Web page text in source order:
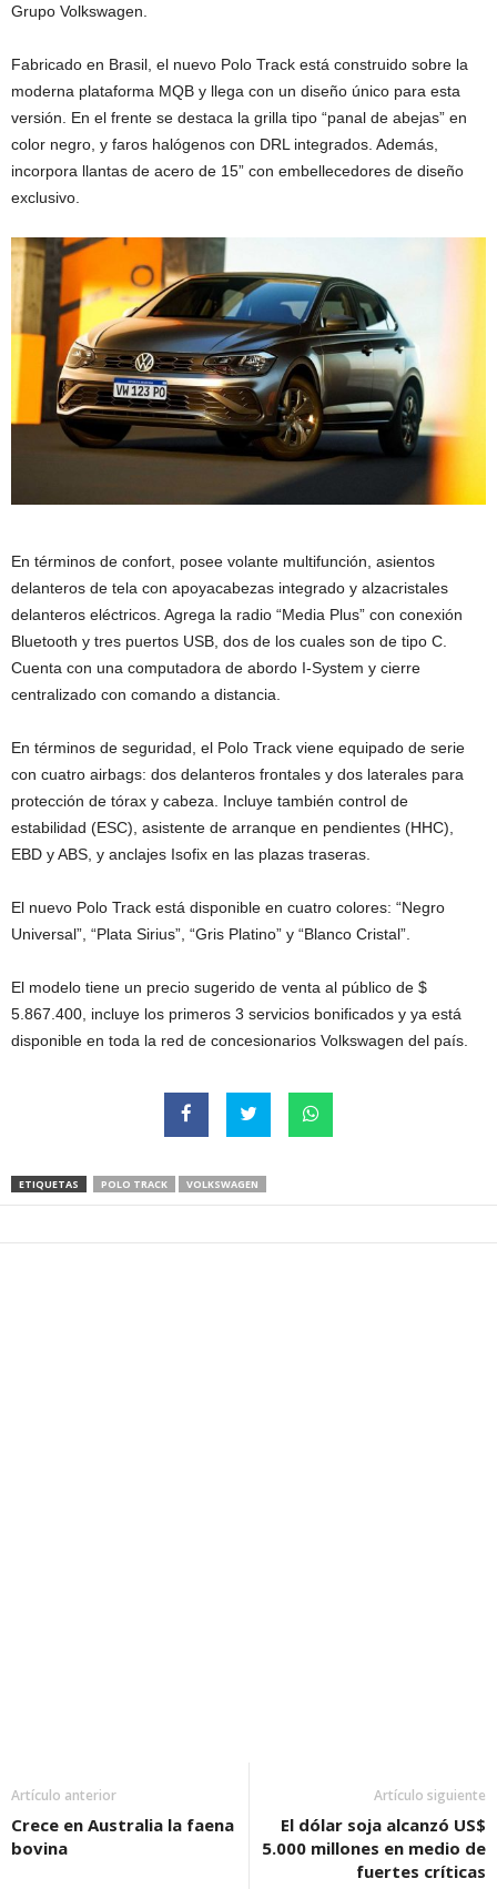
Grupo Volkswagen.
Fabricado en Brasil, el nuevo Polo Track está construido sobre la
moderna plataforma MQB y llega con un diseño único para esta
versión. En el frente se destaca la grilla tipo “panal de abejas” en
color negro, y faros halógenos con DRL integrados. Además,
incorpora llantas de acero de 15” con embellecedores de diseño
exclusivo.
En términos de confort, posee volante multifunción, asientos
delanteros de tela con apoyacabezas integrado y alzacristales
delanteros eléctricos. Agrega la radio “Media Plus” con conexión
Bluetooth y tres puertos USB, dos de los cuales son de tipo C.
Cuenta con una computadora de abordo I-System y cierre
centralizado con comando a distancia.
En términos de seguridad, el Polo Track viene equipado de serie
con cuatro airbags: dos delanteros frontales y dos laterales para
protección de tórax y cabeza. Incluye también control de
estabilidad (ESC), asistente de arranque en pendientes (HHC),
EBD y ABS, y anclajes Isofix en las plazas traseras.
El nuevo Polo Track está disponible en cuatro colores: “Negro
Universal”, “Plata Sirius”, “Gris Platino” y “Blanco Cristal”.
El modelo tiene un precio sugerido de venta al público de $
5.867.400, incluye los primeros 3 servicios bonificados y ya está
disponible en toda la red de concesionarios Volkswagen del país.
ETIQUETAS POLO TRACK VOLKSWAGEN
Artículo anterior
Crece en Australia la faena
bovina
Artículo siguiente
El dólar soja alcanzó US$
5.000 millones en medio de
fuertes críticas